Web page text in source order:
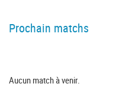
Prochain matchs
Aucun match à venir.